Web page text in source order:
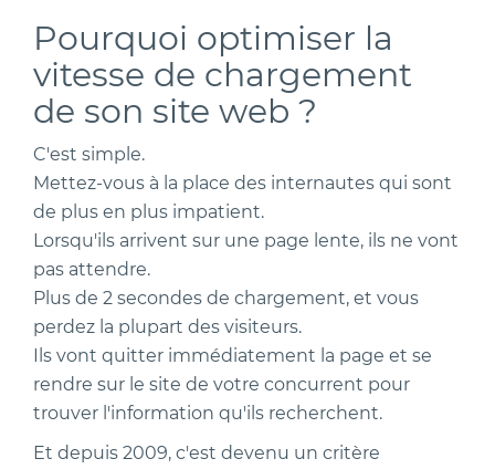
Pourquoi optimiser la
vitesse de chargement
de son site web ?
C'est simple.
Mettez-vous à la place des internautes qui sont
de plus en plus impatient.
Lorsqu'ils arrivent sur une page lente, ils ne vont
pas attendre.
Plus de 2 secondes de chargement, et vous
perdez la plupart des visiteurs.
Ils vont quitter immédiatement la page et se
rendre sur le site de votre concurrent pour
trouver l'information qu'ils recherchent.
Et depuis 2009, c'est devenu un critère